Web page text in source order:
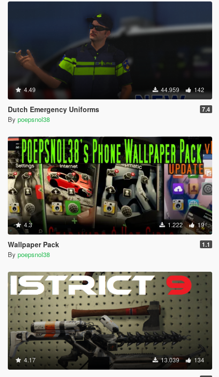
4.49 44.959 142
Dutch Emergency Uniforms 7.4
By poepsnol38
4.3 1.222 19
Wallpaper Pack 1.1
By poepsnol38
4.17 13.039 134